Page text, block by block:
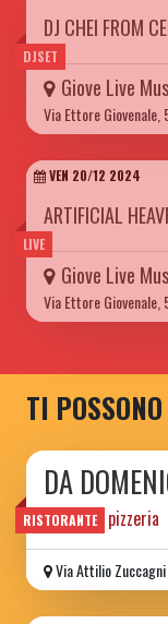
DJSET
DJ CHEI FROM
Giove Live
Via Ettore Giovenale,
LIVE
VEN 20/12 2024
ARTIFICIAL
Giove Live
Via Ettore Giovenale,
TI
RISTORANTE
DA
trattoria pizzeria
Via Attilio